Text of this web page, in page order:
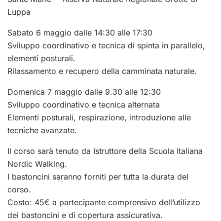
Luppa
Sabato 6 maggio dalle 14:30 alle 17:30
Sviluppo coordinativo e tecnica di spinta in parallelo,
elementi posturali.
Rilassamento e recupero della camminata naturale.
Domenica 7 maggio dalle 9.30 alle 12:30
Sviluppo coordinativo e tecnica alternata
Elementi posturali, respirazione, introduzione alle
tecniche avanzate.
Il corso sarà tenuto da Istruttore della Scuola Italiana
Nordic Walking.
I bastoncini saranno forniti per tutta la durata del
corso.
Costo: 45€ a partecipante comprensivo dell’utilizzo
dei bastoncini e di copertura assicurativa.